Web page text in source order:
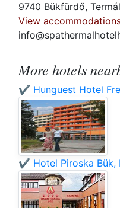
9740 Bükfürdő,
View
More hotels
✔️ Hunguest Hotel
✔️ Hotel Piroska Bük,